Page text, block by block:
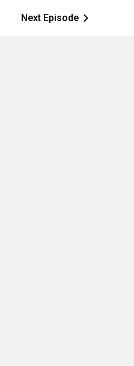
Next Episode ic_arrow_right